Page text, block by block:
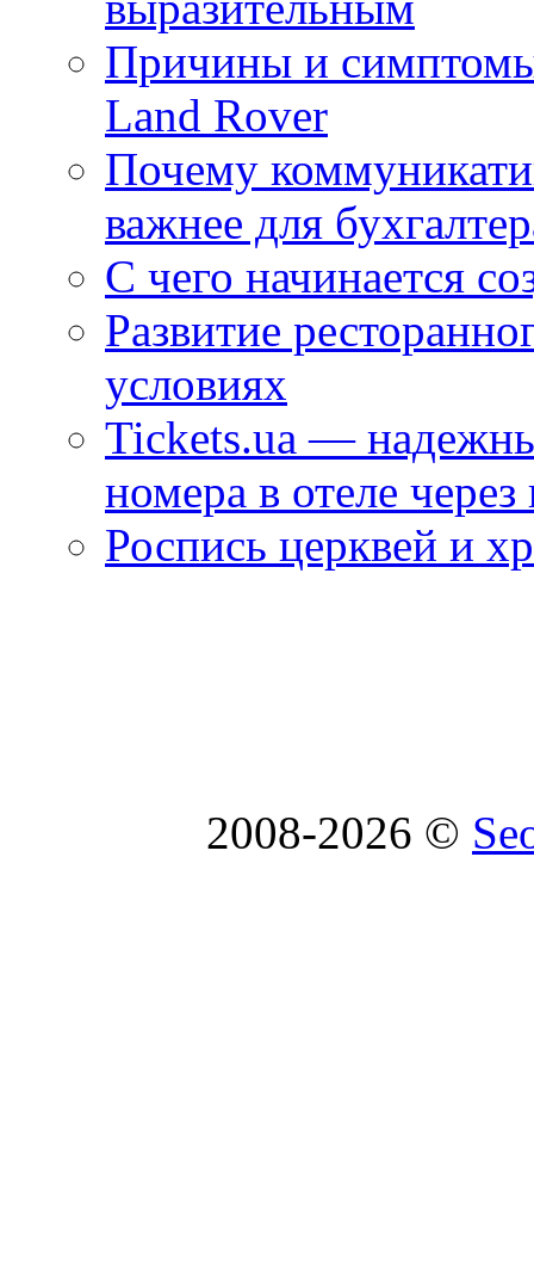
Причины и
Land Rover
Почему
важнее для
С чего начинается
Развитие
условиях
Tickets.ua —
номера в отеле через
Роспись церквей и
2008-2026 ©